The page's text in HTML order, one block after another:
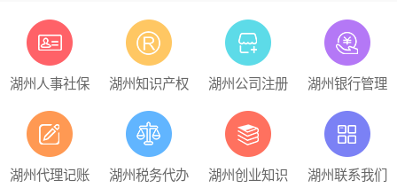
湖州人事社保 湖州知识产权 湖州公司注册 湖州银行管理
湖州代理记账 湖州税务代办 湖州创业知识 湖州联系我们